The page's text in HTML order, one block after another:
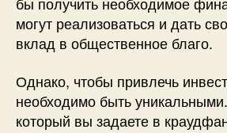
могут реализоваться и дать
вклад в общественное благо.
Однако, чтобы привлечь
необходимо быть
который вы задаете в